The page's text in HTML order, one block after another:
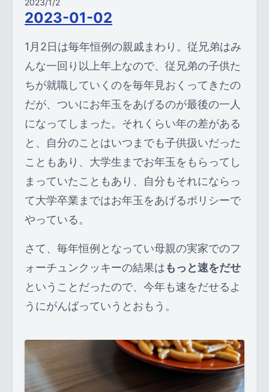
2023/1/2
2023-01-02
1月2日は毎年恒例の親戚まわり。従兄弟はみ
んな一回り以上年上なので、従兄弟の子供た
ちが就職していくのを毎年見おくってきたの
だが、ついにお年玉をあげるのが最後の一人
になってしまった。それくらい年の差がある
と、自分のことはいつまでも子供扱いだった
こともあり、大学生までお年玉をもらってし
まっていたこともあり、自分もそれにならっ
て大学卒業まではお年玉をあげるポリシーで
やっている。
さて、毎年恒例となってい母親の実家でのフ
ォーチュンクッキーの結果はもっと速をだせ
ということだったので、今年も速をだせるよ
うにがんばっていうとおもう。